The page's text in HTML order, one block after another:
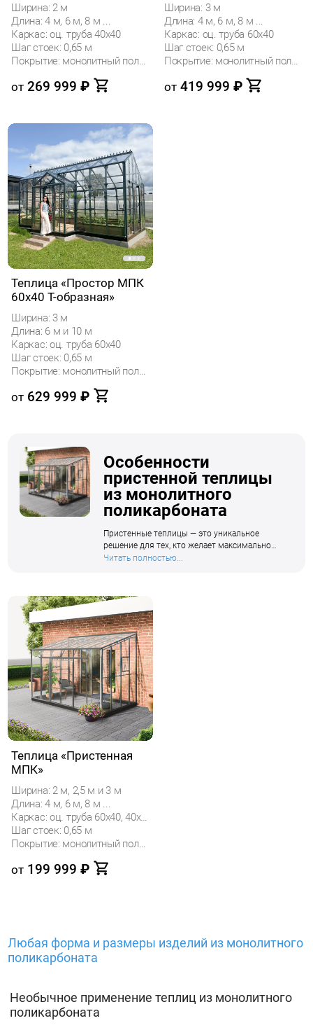
Ширина: 2 м
Длина: 4 м, 6 м, 8 м ...
Каркас: оц. труба 40х40
Шаг стоек: 0,65 м
Покрытие: монолитный поликарбонат
от 269 999 ₽
Ширина: 3 м
Длина: 4 м, 6 м, 8 м ...
Каркас: оц. труба 60х40
Шаг стоек: 0,65 м
Покрытие: монолитный поликарбонат
от 419 999 ₽
Теплица «Простор МПК
60х40 Т-образная»
Ширина: 3 м
Длина: 6 м и 10 м
Каркас: оц. труба 60х40
Шаг стоек: 0,65 м
Покрытие: монолитный поликарбонат
от 629 999 ₽
Особенности
пристенной теплицы
из монолитного
поликарбоната
Пристенные теплицы — это уникальное
решение для тех, кто желает максимально
эффективно использовать пространство
для покрытия такой теплицы является
монолитный поликарбонат, который
обладает рядом существенных преимуществ
перед традиционными покрытиями, такими
как стекло или сотовый поликарбонат.
Читать полностью...
Теплица «Пристенная
МПК»
Ширина: 2 м, 2,5 м и 3 м
Длина: 4 м, 6 м, 8 м ...
Каркас: оц. труба 60х40, 40х40
Шаг стоек: 0,65 м
Покрытие: монолитный поликарбонат
от 199 999 ₽
Любая форма и размеры изделий из монолитного
поликарбоната
Необычное применение теплиц из монолитного
поликарбоната